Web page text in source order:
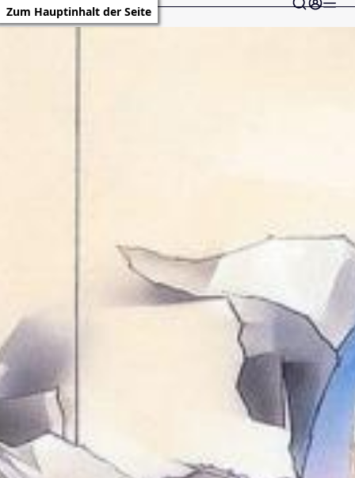
Zum Hauptinhalt der Seite